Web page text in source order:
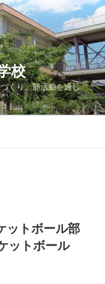
校
くり、部活動を通し
トボール部
ットボール